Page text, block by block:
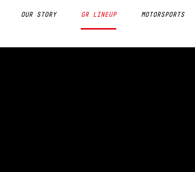
OUR STORY GR LINEUP MOTORSPORTS